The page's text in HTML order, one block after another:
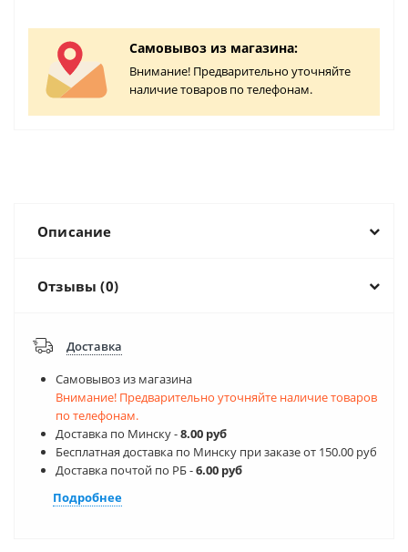
Самовывоз из магазина:
Внимание! Предварительно уточняйте
наличие товаров по телефонам.
Описание
Отзывы (0)
Доставка
Самовывоз из магазина
Внимание! Предварительно уточняйте наличие товаров
по телефонам.
Доставка по Минску -8.00 руб
Бесплатная доставка по Минску при заказе от 150.00 руб
Доставка почтой по РБ -6.00 руб
Подробнее